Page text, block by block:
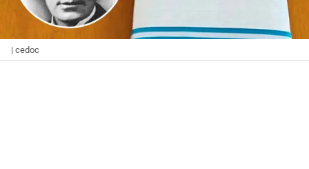
| cedoc